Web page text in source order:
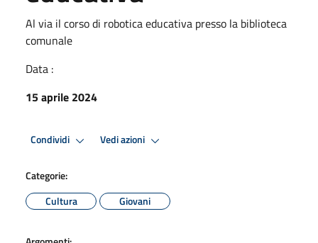
Al via il corso di robotica educativa presso la biblioteca
comunale
Data :
15 aprile 2024
Condividi Vedi azioni
Categorie:
Cultura
Giovani